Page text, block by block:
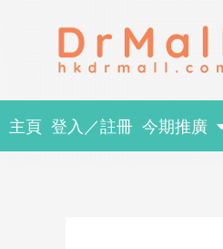
content
主頁 登入／註冊 今期推廣